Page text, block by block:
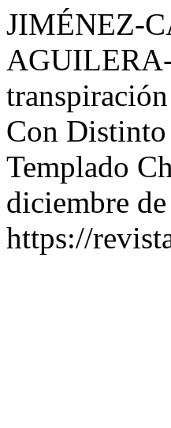
JIMÉNEZ-
Con
Templado
diciembre
https://